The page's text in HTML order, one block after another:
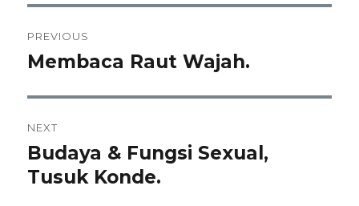
navigation
PREVIOUS
Previous
Membaca Raut Wajah.
NEXT
Next
post:
Budaya & Fungsi Sexual,
Tusuk Konde.